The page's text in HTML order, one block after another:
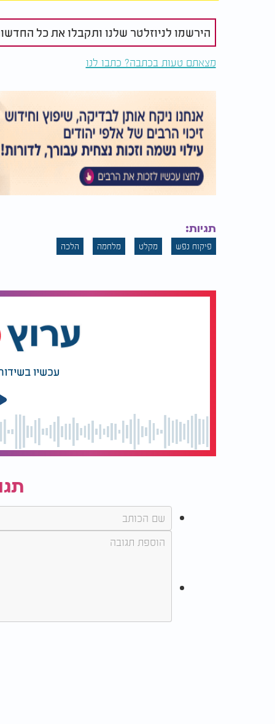
הזרת במקום באצבע המורה שבה אנו
כדי שנחיה בה ולכן ביטחון הציבור קודם
שכן ידיעת ההלכה הפשוטה הזו עשויה
מעלה עליו הכתוב כאילו קיים עולם ומלואו
הירשמו לניוזלטר שלנו ותקבלו את כל
מצאתם טעות בכתבה? כתבו לנו
תגיות:
פיקוח נפש מקלט מלחמה הלכה
עכשיו